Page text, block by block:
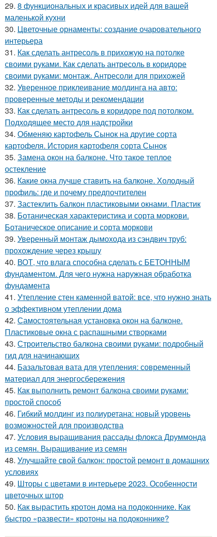
29. 8 функциональных и красивых идей для вашей
маленькой кухни
30. Цветочные орнаменты: создание очаровательного
интерьера
31. Как сделать антресоль в прихожую на потолке
своими руками. Как сделать антресоль в коридоре
своими руками: монтаж. Антресоли для прихожей
32. Уверенное приклеивание молдинга на авто:
проверенные методы и рекомендации
33. Как сделать антресоль в коридоре под потолком.
Подходящее место для надстройки
34. Обменяю картофель Сынок на другие сорта
картофеля. История картофеля сорта Сынок
35. Замена окон на балконе. Что такое теплое
остекление
36. Какие окна лучше ставить на балконе. Холодный
профиль: где и почему предпочтителен
37. Застеклить балкон пластиковыми окнами. Пластик
38. Ботаническая характеристика и сорта моркови.
Ботаническое описание и сорта моркови
39. Уверенный монтаж дымохода из сэндвич труб:
прохождение через крышу
40. ВОТ, что влага способна сделать с БЕТОННЫМ
фундаментом. Для чего нужна наружная обработка
фундамента
41. Утепление стен каменной ватой: все, что нужно знать
о эффективном утеплении дома
42. Самостоятельная установка окон на балконе.
Пластиковые окна с распашными створками
43. Строительство балкона своими руками: подробный
гид для начинающих
44. Базальтовая вата для утепления: современный
материал для энергосбережения
45. Как выполнить ремонт балкона своими руками:
простой способ
46. Гибкий молдинг из полиуретана: новый уровень
возможностей для производства
47. Условия выращивания рассады флокса Друммонда
из семян. Выращивание из семян
48. Улучшайте свой балкон: простой ремонт в домашних
условиях
49. Шторы с цветами в интерьере 2023. Особенности
цветочных штор
50. Как вырастить кротон дома на подоконнике. Как
быстро «развести» кротоны на подоконнике?